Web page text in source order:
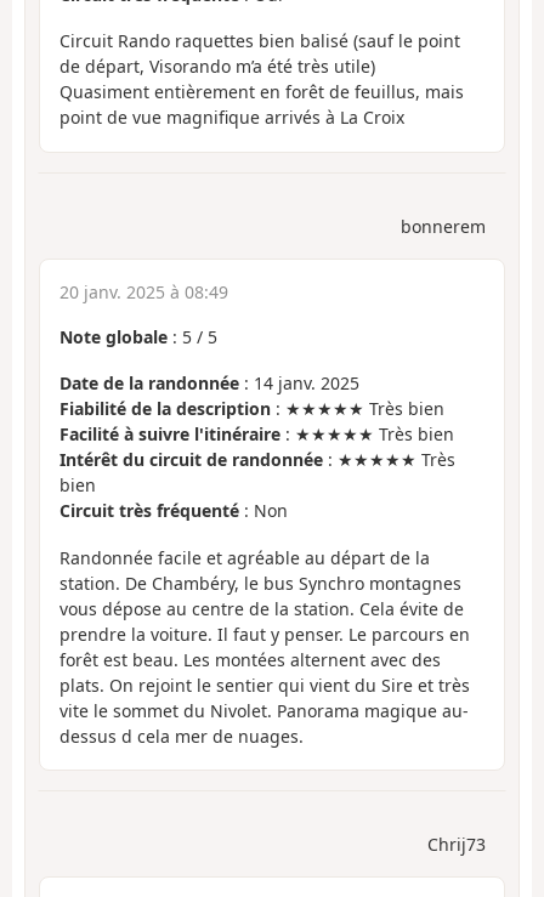
Circuit Rando raquettes bien balisé (sauf le point
de départ, Visorando m’a été très utile)
Quasiment entièrement en forêt de feuillus, mais
point de vue magnifique arrivés à La Croix
bonnerem
20 janv. 2025 à 08:49
Note globale : 5 / 5
Date de la randonnée : 14 janv. 2025
Fiabilité de la description : ★★★★★ Très bien
Facilité à suivre l'itinéraire : ★★★★★ Très bien
Intérêt du circuit de randonnée : ★★★★★ Très
bien
Circuit très fréquenté : Non
Randonnée facile et agréable au départ de la
station. De Chambéry, le bus Synchro montagnes
vous dépose au centre de la station. Cela évite de
prendre la voiture. Il faut y penser. Le parcours en
forêt est beau. Les montées alternent avec des
plats. On rejoint le sentier qui vient du Sire et très
vite le sommet du Nivolet. Panorama magique au-
dessus d cela mer de nuages.
Chrij73